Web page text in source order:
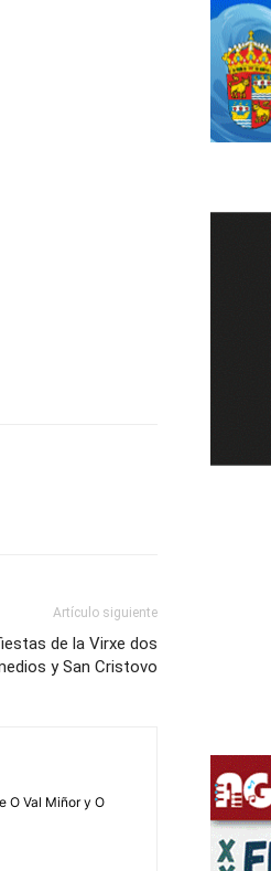
Artículo siguiente
de la Virxe dos
y San Cristovo
O Val Miñor y O